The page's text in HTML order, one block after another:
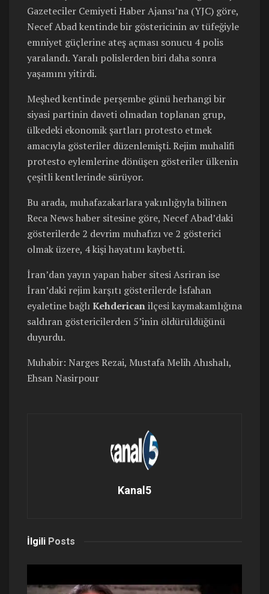
Gazeteciler Cemiyeti Haber Ajansı’na (YJC) göre,
Necef Abad kentinde bir göstericinin av tüfeğiyle
emniyet güçlerine ateş açması sonucu 4 polis
yaralandı. Yaralı polislerden biri daha sonra
yaşamını yitirdi.
Meşhed kentinde perşembe günü herhangi bir
siyasi partinin daveti olmadan toplanan grup,
ülkedeki ekonomik şartları protesto etmek
amacıyla gösteriler düzenlemişti. Rejim muhalifi
protesto eylemlerine dönüşen gösteriler ülkenin
çeşitli kentlerinde sürüyor.
Bu arada, muhafazakarlara yakınlığıyla bilinen
Reca News haber sitesine göre, Necef Abad’daki
gösterilerde 2 devrim muhafızı ve 2 gösterici
olmak üzere, 4 kişi hayatını kaybetti.
İran’dan yayın yapan haber sitesi Asriran ise
İran’daki rejim karşıtı gösterilerde İsfahan
eyaletine bağlıKehdericanilçesi kaymakamlığına
saldıran göstericilerden 5’inin öldürüldüğünü
duyurdu.
Muhabir: Narges Rezai, Mustafa Melih Ahıshalı,
Ehsan Nasirpour
Kanal5
İlgili Posts